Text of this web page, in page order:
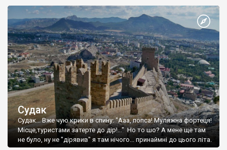
Судак
Судак... Вже чую крики в спину: "Ааа, попса! Муляжна фортеця!
Місце,туристами затерте до дір!..." Но то шо? А мене ще там
не було, ну не "дірявив" я там нічого... принаймні до цього літа.